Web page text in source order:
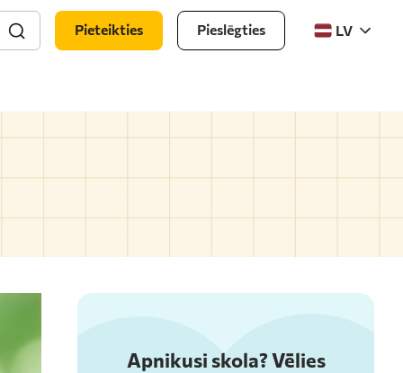
Pieteikties Pieslēgties LV
Apnikusi skola? Vēlies